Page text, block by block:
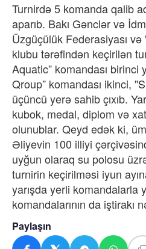
Turnirdə 5 komanda qalib
aparıb. Bakı Gənclər və
Üzgüçülük Federasiyası
klubu tərəfindən keçirilən
Aquatic” komandası
Qroup” komandası ikinci,
üçüncü yerə sahib çıxıb.
kubok, medal, diplom və
olunublar. Qeyd edək ki,
Əliyevin 100 illiyi
uyğun olaraq su polosu
turnirin keçirilməsi iyun
yarışda yerli komandalarla
komandalarının da iştirakı
Paylaşın